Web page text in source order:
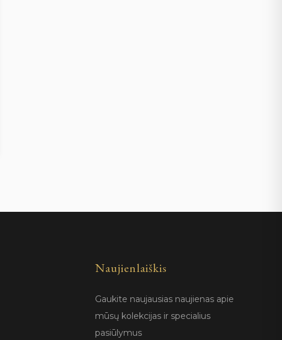
Naujienlaiškis
Gaukite naujausias naujienas apie
mūsų kolekcijas ir specialius
pasiūlymus